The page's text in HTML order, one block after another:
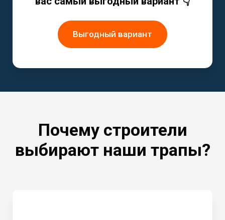
Выгодный вариант
Почему строители
выбирают наши трапы?